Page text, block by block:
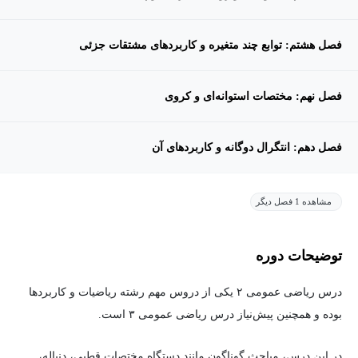
فصل هشتم: توابع چند متغیره و کاربردهای مشتقات جزئی
فصل نهم: مختصات استوانه‌ای و کروی
فصل دهم: انتگرال دوگانه و کاربردهای آن
مشاهده 1 فصل دیگر
توضیحات دوره
درس ریاضی عمومی ۲ یکی از دروس مهم رشته ریاضیات و کاربردها
بوده و همچنین پیش‌نیاز درس ریاضی عمومی ۳ است.